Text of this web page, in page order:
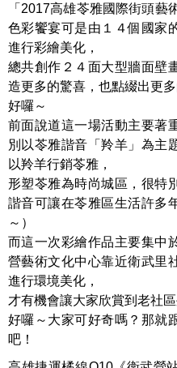
「2017高雄苓雅國際街頭
色彩饗宴可是由１４個國家
進行彩繪美化，
總共創作２４面大型牆面壁
造更多的驚喜，也點綴出更多
好囉～
前面說道這一場活動主要著
別以苓雅諧音「羚羊」為主
以羚羊行銷苓雅，
形塑苓雅為時尚城區，很特
諧音可讓在苓雅區生活許多
～）
而這一次彩繪作品主要集中
營藝術文化中心靠近衛武里
進行環境美化，
才有機會讓大家欣賞到老社
好囉～大家可好奇嗎？那就
吧！